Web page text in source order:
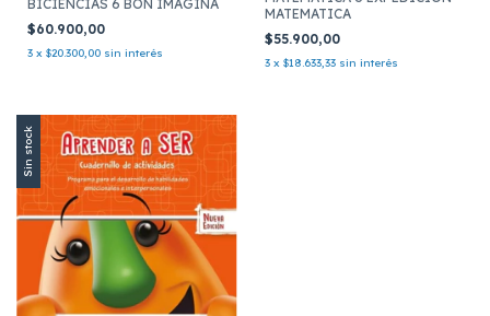
BICIENCIAS 6 BON IMAGINA
$60.900,00
3 x $20.300,00 sin interés
MATEMATICA
$55.900,00
3 x $18.633,33 sin interés
Sin stock